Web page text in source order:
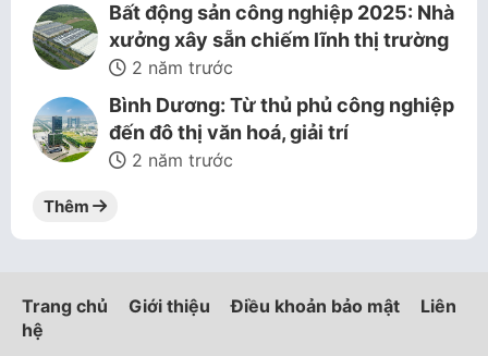
Bất động sản công nghiệp 2025: Nhà
xưởng xây sẵn chiếm lĩnh thị trường
2 năm trước
Bình Dương: Từ thủ phủ công nghiệp
đến đô thị văn hoá, giải trí
2 năm trước
Thêm
Trang chủ Giới thiệu Điều khoản bảo mật
Liên
hệ